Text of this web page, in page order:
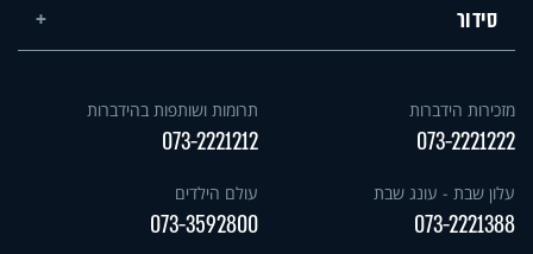
סידור
מזכירות הידברות
073-2221222
תרומות ושותפות בהידברות
073-2221212
עלון שבת - עונג שבת
073-2221388
עולם הילדים
073-3592800